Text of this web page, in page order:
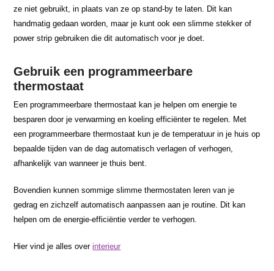
ze niet gebruikt, in plaats van ze op stand-by te laten. Dit kan
handmatig gedaan worden, maar je kunt ook een slimme stekker of
power strip gebruiken die dit automatisch voor je doet.
Gebruik een programmeerbare
thermostaat
Een programmeerbare thermostaat kan je helpen om energie te
besparen door je verwarming en koeling efficiënter te regelen. Met
een programmeerbare thermostaat kun je de temperatuur in je huis op
bepaalde tijden van de dag automatisch verlagen of verhogen,
afhankelijk van wanneer je thuis bent.
Bovendien kunnen sommige slimme thermostaten leren van je
gedrag en zichzelf automatisch aanpassen aan je routine. Dit kan
helpen om de energie-efficiëntie verder te verhogen.
Hier vind je alles overinterieur